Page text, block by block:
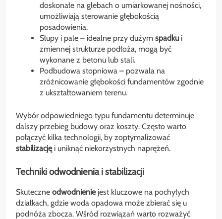
doskonałe na glebach o umiarkowanej nośności,
umożliwiają sterowanie głębokością
posadowienia.
Słupy i pale – idealne przy dużym spadku i
zmiennej strukturze podłoża, mogą być
wykonane z betonu lub stali.
Podbudowa stopniowa – pozwala na
zróżnicowanie głębokości fundamentów zgodnie
z ukształtowaniem terenu.
Wybór odpowiedniego typu fundamentu determinuje
dalszy przebieg budowy oraz koszty. Często warto
połączyć kilka technologii, by zoptymalizować
stabilizacjęi uniknąć niekorzystnych naprężeń.
Techniki odwodnienia i stabilizacji
Skuteczne odwodnieniejest kluczowe na pochyłych
działkach, gdzie woda opadowa może zbierać się u
podnóża zbocza. Wśród rozwiązań warto rozważyć